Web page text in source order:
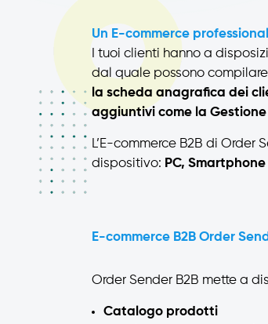
Un E-commerce
I tuoi clienti hanno a
dal quale possono
la scheda anagrafica dei
aggiuntivi come la
L’E-commerce B2B di Order
dispositivo: PC,
E-commerce B2B Order
Order Sender B2B mette a
Catalogo prodotti